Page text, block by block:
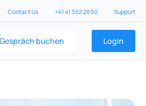
Contact Us +41 41 552 28 50 Support
Gespräch buchen Login